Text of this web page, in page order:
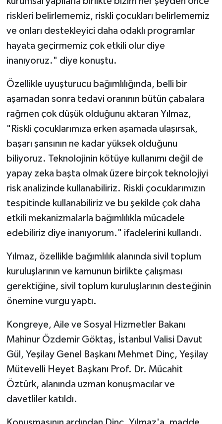
riskleri belirlememiz, riskli çocukları belirlememiz
ve onları destekleyici daha odaklı programlar
hayata geçirmemiz çok etkili olur diye
inanıyoruz." diye konuştu.
Özellikle uyuşturucu bağımlılığında, belli bir
aşamadan sonra tedavi oranının bütün çabalara
rağmen çok düşük olduğunu aktaran Yılmaz,
"Riskli çocuklarımıza erken aşamada ulaşırsak,
başarı şansının ne kadar yüksek olduğunu
biliyoruz. Teknolojinin kötüye kullanımı değil de
yapay zeka başta olmak üzere birçok teknolojiyi
risk analizinde kullanabiliriz. Riskli çocuklarımızın
tespitinde kullanabiliriz ve bu şekilde çok daha
etkili mekanizmalarla bağımlılıkla mücadele
edebiliriz diye inanıyorum." ifadelerini kullandı.
Yılmaz, özellikle bağımlılık alanında sivil toplum
kuruluşlarının ve kamunun birlikte çalışması
gerektiğine, sivil toplum kuruluşlarının desteğinin
önemine vurgu yaptı.
Kongreye, Aile ve Sosyal Hizmetler Bakanı
Mahinur Özdemir Göktaş, İstanbul Valisi Davut
Gül, Yeşilay Genel Başkanı Mehmet Dinç, Yeşilay
Mütevelli Heyet Başkanı Prof. Dr. Mücahit
Öztürk, alanında uzman konuşmacılar ve
davetliler katıldı.